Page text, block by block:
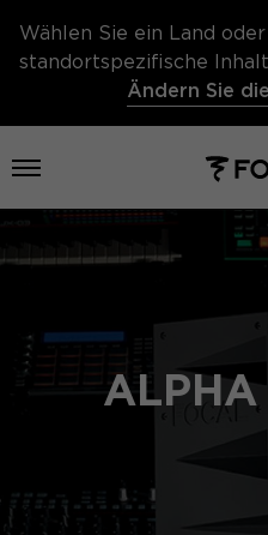
Wählen Sie ein Land
standortspezifische
Ändern Sie
Menü öffnen